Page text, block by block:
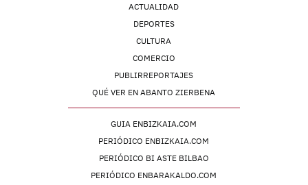
ACTUALIDAD
DEPORTES
CULTURA
COMERCIO
PUBLIRREPORTAJES
QUÉ VER EN ABANTO ZIERBENA
GUIA ENBIZKAIA.COM
PERIÓDICO ENBIZKAIA.COM
PERIÓDICO BI ASTE BILBAO
PERIÓDICO ENBARAKALDO.COM